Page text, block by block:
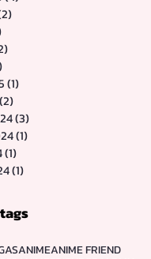
1 post
2 posts
4 posts
(1)1 post
(2)2 posts
(3)
(1)